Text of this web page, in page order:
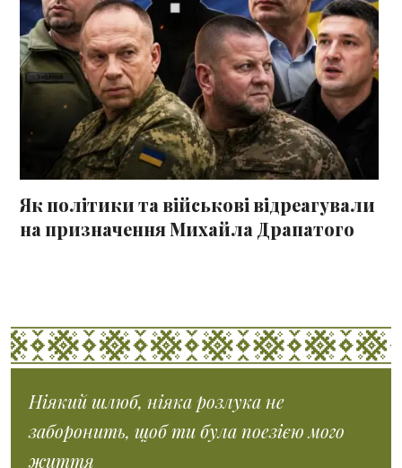
Як політики та військові відреагували
на призначення Михайла Драпатого
Ніякий шлюб, ніяка розлука не
заборонить, щоб ти була поезією мого
життя